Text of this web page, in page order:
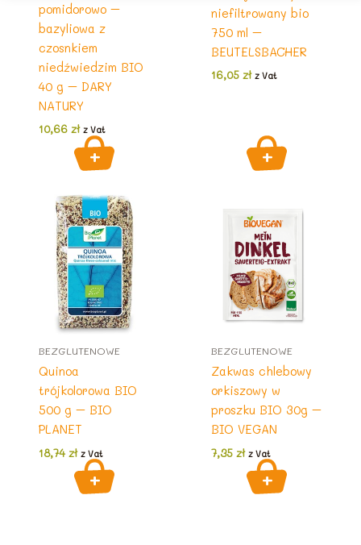
pomidorowo –
bazyliowa z
czosnkiem
niedźwiedzim BIO
40 g – DARY
NATURY
10,66 zł z Vat
niefiltrowany bio
750 ml –
BEUTELSBACHER
16,05 zł z Vat
BEZGLUTENOWE
Quinoa
trójkolorowa BIO
500 g – BIO
PLANET
18,74 zł z Vat
BEZGLUTENOWE
Zakwas chlebowy
orkiszowy w
proszku BIO 30g –
BIO VEGAN
7,35 zł z Vat